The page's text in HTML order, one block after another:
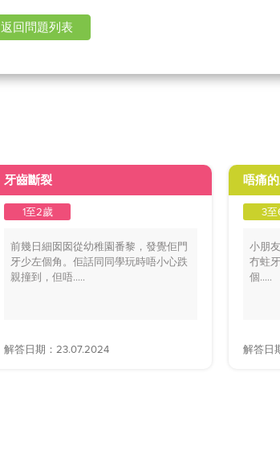
返回問題列表
牙齒斷裂
1至2歲
前幾日細囡囡從幼稚園番黎，發覺佢門
牙少左個角。佢話同同學玩時唔小心跌
親撞到，但唔.....
解答日期：23.07.2024
唔痛
3
小朋
冇蛀
個.....
解答日